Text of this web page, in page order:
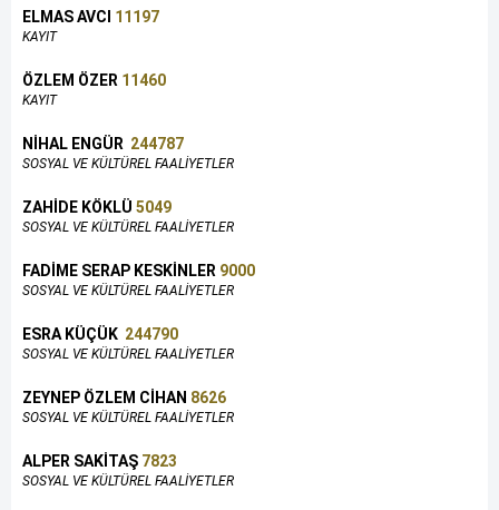
ELMAS AVCI 11197
KAYIT
ÖZLEM ÖZER 11460
KAYIT
NİHAL ENGÜR 244787
SOSYAL VE KÜLTÜREL FAALİYETLER
ZAHİDE KÖKLÜ 5049
SOSYAL VE KÜLTÜREL FAALİYETLER
FADİME SERAP KESKİNLER 9000
SOSYAL VE KÜLTÜREL FAALİYETLER
ESRA KÜÇÜK 244790
SOSYAL VE KÜLTÜREL FAALİYETLER
ZEYNEP ÖZLEM CİHAN 8626
SOSYAL VE KÜLTÜREL FAALİYETLER
ALPER SAKİTAŞ 7823
SOSYAL VE KÜLTÜREL FAALİYETLER